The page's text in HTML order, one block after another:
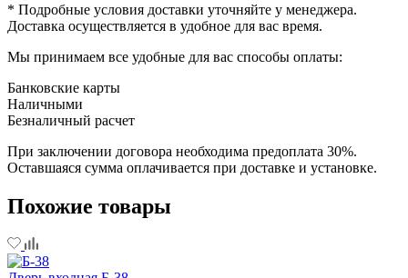
* Подробные условия доставки уточняйте у менеджера.
Доставка осуществляется в удобное для вас время.
Мы принимаем все удобные для вас способы оплаты:
Банковские карты
Наличными
Безналичный расчет
При заключении договора необходима предоплата 30%.
Оставшаяся сумма оплачивается при доставке и установке.
Похожие товары